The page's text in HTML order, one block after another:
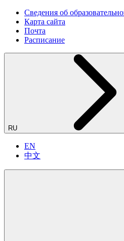
Сведения об
Карта сайта
Почта
Расписание
RU
EN
中文